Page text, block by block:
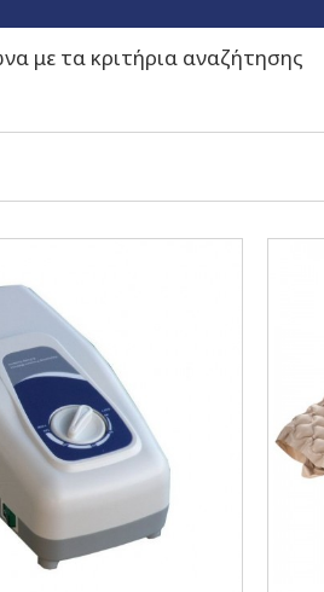
με τα κριτήρια αναζήτησης